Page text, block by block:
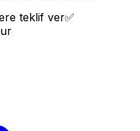
teklif ver✅